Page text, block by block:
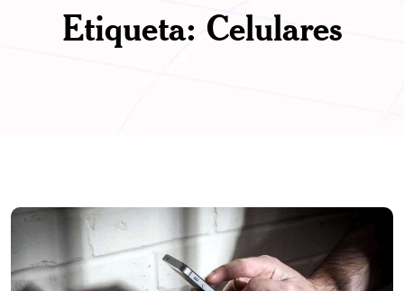
Etiqueta: Celulares